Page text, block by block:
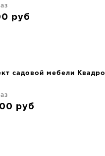
руб
садовой мебели Квадро
руб